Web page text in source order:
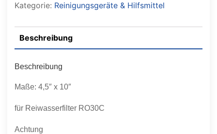
Kategorie: Reinigungsgeräte & Hilfsmittel
Beschreibung
Beschreibung
Maße: 4,5″ x 10″
für Reiwasserfilter RO30C
Achtung